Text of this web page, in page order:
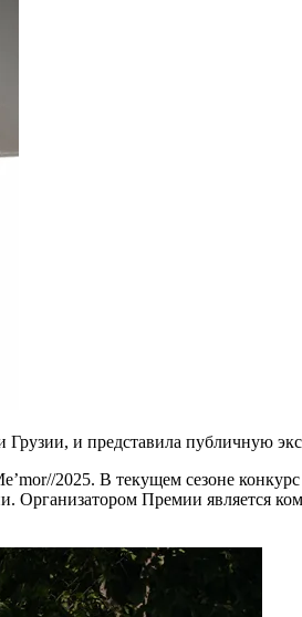
и представила публичную
2025. В текущем сезоне
Организатором Премии является